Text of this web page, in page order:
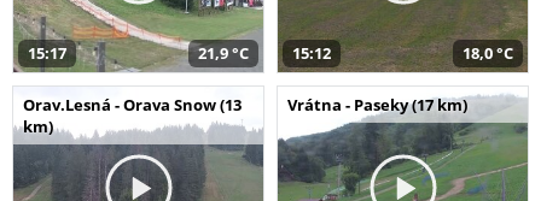
15:17 21,9 °C 15:12 18,0 °C
Orav.Lesná - Orava Snow (13
km)
Vrátna - Paseky (17 km)